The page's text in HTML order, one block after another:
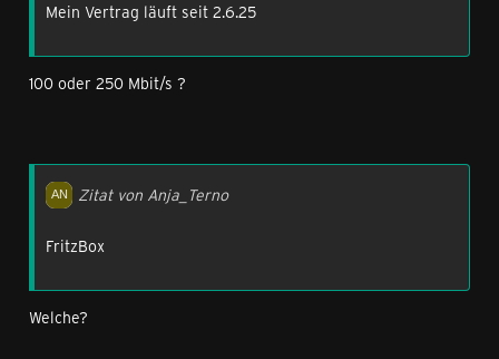
Mein Vertrag läuft seit 2.6.25
100 oder 250 Mbit/s ?
Zitat von Anja_Terno
FritzBox
Welche?